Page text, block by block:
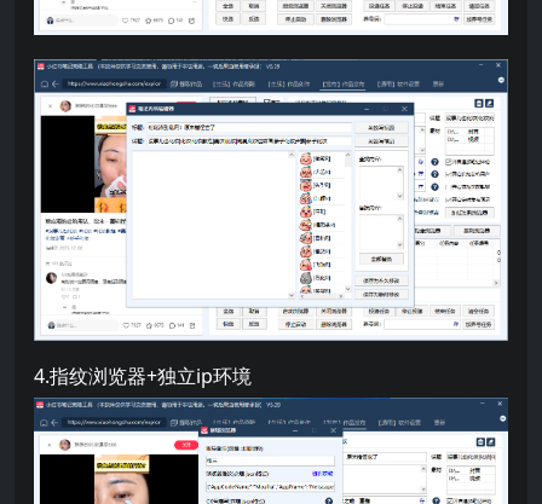
4.指纹浏览器+独立ip环境